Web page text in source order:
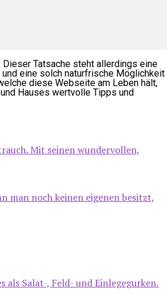
Dieser Tatsache steht allerdings eine
und eine solch naturfrische Möglichkeit
diese Webseite am Leben hält,
Hauses wertvolle Tipps und
Mit seinen wundervollen,
man noch keinen eigenen besitzt,
als Salat-, Feld- und Einlegegurken.